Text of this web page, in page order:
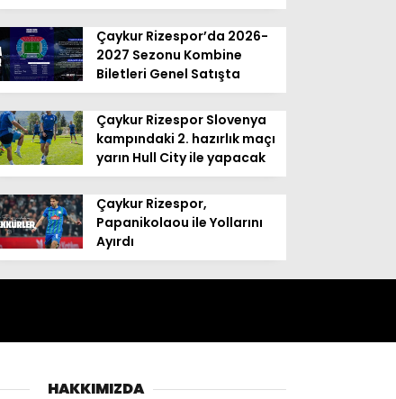
Çaykur Rizespor’da 2026-
2027 Sezonu Kombine
Biletleri Genel Satışta
Çaykur Rizespor Slovenya
kampındaki 2. hazırlık maçı
yarın Hull City ile yapacak
Çaykur Rizespor,
Papanikolaou ile Yollarını
Ayırdı
HAKKIMIZDA